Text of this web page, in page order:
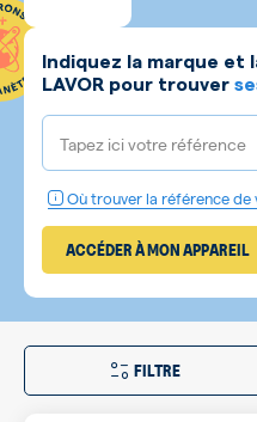
Indiquez la marque
LAVOR pour trouver
Tapez ici votre référence
Où trouver la référence de
ACCÉDER À MON APPAREIL
FILTRE